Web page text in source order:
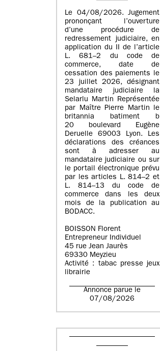
Le 04/08/2026. Jugement
prononçant l’ouverture
d’une procédure de
redressement judiciaire, en
application du II de l’article
L. 681–2 du code de
commerce, date de
cessation des paiements le
23 juillet 2026, désignant
mandataire judiciaire la
Selarlu Martin Représentée
par Maître Pierre Martin le
britannia batiment b
20 boulevard Eugène
Deruelle 69003 Lyon. Les
déclarations des créances
sont à adresser au
mandataire judiciaire ou sur
le portail électronique prévu
par les articles L. 814–2 et
L. 814–13 du code de
commerce dans les deux
mois de la publication au
BODACC.
BOISSON Florent
Entrepreneur Individuel
45 rue Jean Jaurès
69330 Meyzieu
Activité : tabac presse jeux
librairie
Annonce parue le
07/08/2026